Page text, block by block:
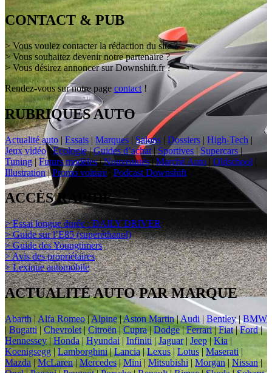
CONTACT & PUB
> Vous voulez contacter la rédaction du site ?
> Vous souhaitez devenir notre partenaire ?
> Vous désirez annoncer sur Downshift.fr ?
Rendez-vous sur notre page contact !
RUBRIQUES AUTO
Actualité auto | Essais | Marques |Salons | Dossiers | High-Tech |
Jeux vidéo|Ecologie|Guides d’achat | Sportives | Supercars |
Tuning|Futurs modèles|Nouveautés|Marché Auto | Oldschool |
Illustration|Promo voiture Podcast Downshift
ACCÈS RAPIDE
> Essai longue durée : DAILY DRIVER
> Guide sur l’E85 (superéthanol)
> Guide des Youngtimers
> Avis des propriétaires
> Lexique automobile
ACTUALITÉ AUTO PAR MARQUE
Abarth | Alfa Romeo|Alpine|Aston Martin|Audi | Bentley|BMW
| Bugatti|Chevrolet|Citroën |Cupra | Dodge|Ferrari|Fiat|Ford|
Hennessey| Honda| Hyundai |Infiniti | Jaguar| Jeep|Kia |
Koenigsegg|Lamborghini|Lancia|Lexus | Lotus| Maserati |
Mazda |McLaren|Mercedes | Mini | Mitsubishi | Morgan|Nissan|